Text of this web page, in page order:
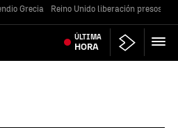
Grecia Reino Unido liberación presos
ÚLTIMA
HORA